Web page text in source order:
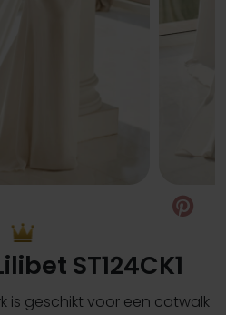
ST124CK1
is geschikt voor een catwalk